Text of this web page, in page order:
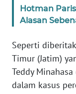
Hotman
Alasan
Seperti
Timur (Jatim)
Teddy
dalam kasus
DISCLAIMER
News
Regional
WN
SUMUT